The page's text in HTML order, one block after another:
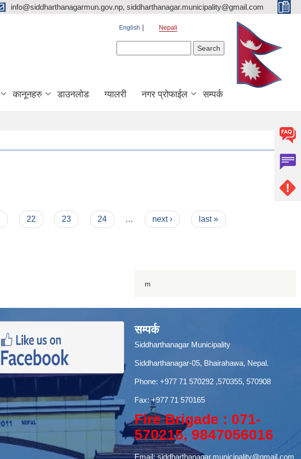
info@siddharthanagarmun.gov.np, siddharthanagar.municipality@gmail.com
English Nepali
कानूनहरु डाउनलोड ग्यालरी नगर प्रोफाईल सम्पर्क
22 23 24 … next › last »
m
सम्पर्क
Siddharthanagar Municipality
Siddharthanagar-05, Bhairahawa, Nepal.
Phone: +977 71 570292 ,570355, 570908
Fax: +977 71 570165
Fire Brigade : 071-
570215, 9847056016
Email:siddharthanagar.municipality@gmail.com